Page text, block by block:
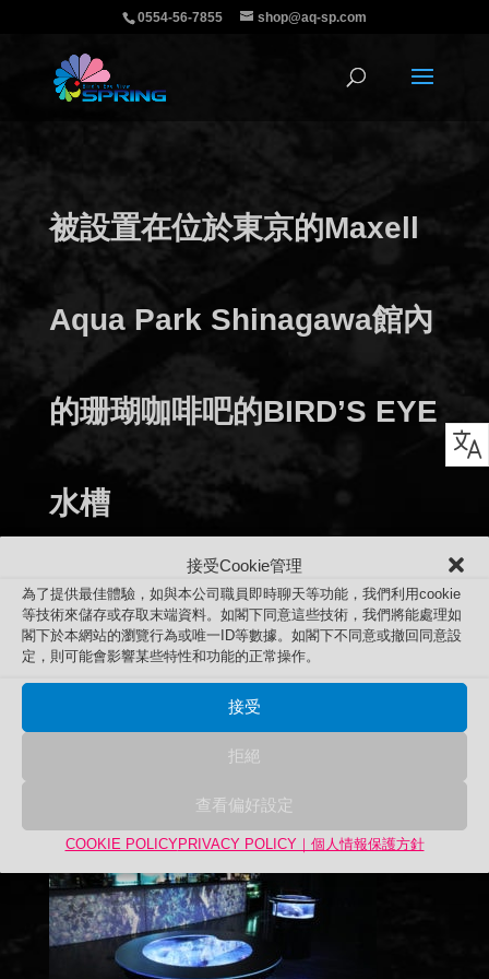
接受Cookie管理
為了提供最佳體驗，如與本公司職員即時聊天等功能，我們利用cookie
等技術來儲存或存取末端資料。如閣下同意這些技術，我們將能處理如
閣下於本網站的瀏覽行為或唯一ID等數據。如閣下不同意或撤回同意設
定，則可能會影響某些特性和功能的正常操作。
接受
拒絕
查看偏好設定
COOKIE POLICYPRIVACY POLICY｜個人情報保護方針
0554-56-7855 shop@aq-sp.com
被設置在位於東京的Maxell
Aqua Park Shinagawa館內
的珊瑚咖啡吧的BIRD’S EYE
水槽